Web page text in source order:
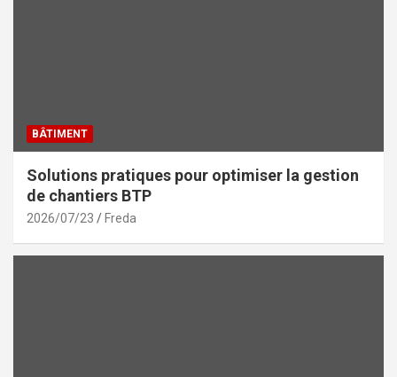
BÂTIMENT
Solutions pratiques pour optimiser la gestion
de chantiers BTP
2026/07/23 Freda